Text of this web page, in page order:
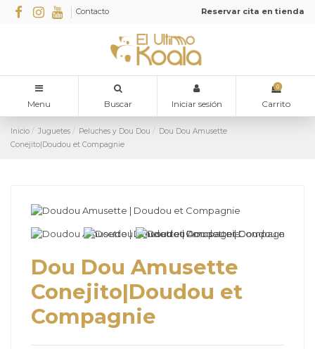
Contacto Reservar cita en tienda
Menu Buscar Iniciar sesión
0
Carrito
Inicio Juguetes Peluches y Dou Dou
Dou Dou Amusette
Conejito|Doudou et Compagnie
Dou Dou Amusette
Conejito|Doudou et
Compagnie